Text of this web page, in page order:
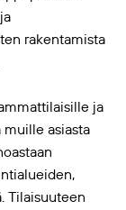
rakentamista
ja
asiasta
Tilaisuuteen